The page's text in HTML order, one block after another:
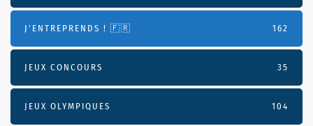
J'ENTREPRENDS ! 🇫🇷 162
JEUX CONCOURS 35
JEUX OLYMPIQUES 104